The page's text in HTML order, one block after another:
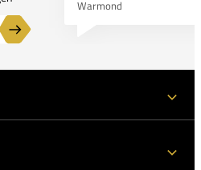
Warmond